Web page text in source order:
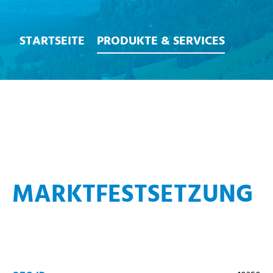
STARTSEITE PRODUKTE & SERVICES
MARKTFESTSETZUNG